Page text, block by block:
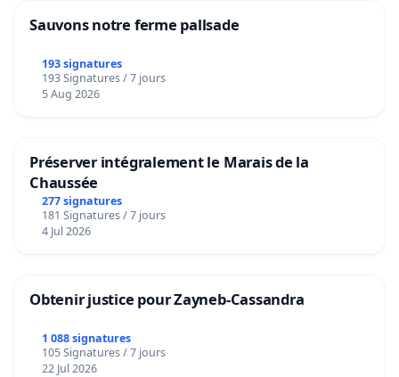
Sauvons notre ferme pallsade
193 signatures
193 Signatures / 7 jours
5 Aug 2026
Préserver intégralement le Marais de la
Chaussée
277 signatures
181 Signatures / 7 jours
4 Jul 2026
Obtenir justice pour Zayneb-Cassandra
1 088 signatures
105 Signatures / 7 jours
22 Jul 2026